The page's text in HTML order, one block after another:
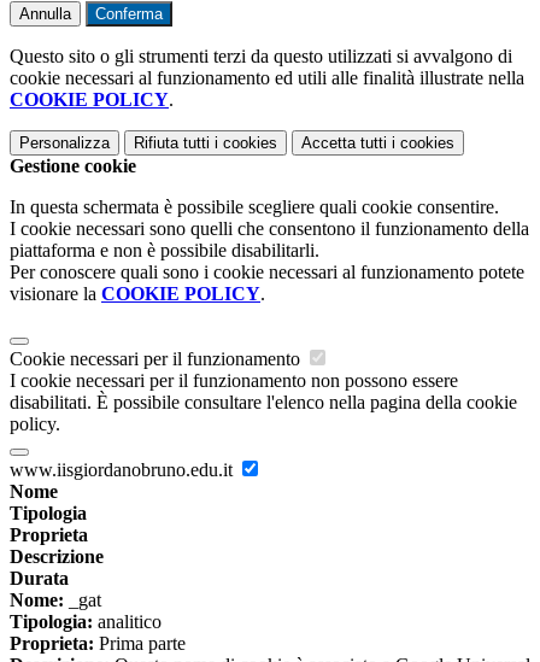
Annulla Conferma
Questo sito o gli strumenti terzi da questo utilizzati si avvalgono di
cookie necessari al funzionamento ed utili alle finalità illustrate nella
COOKIE POLICY.
Personalizza Rifiuta tutti i cookies Accetta tutti i cookies
Gestione cookie
In questa schermata è possibile scegliere quali cookie consentire.
I cookie necessari sono quelli che consentono il funzionamento della
piattaforma e non è possibile disabilitarli.
Per conoscere quali sono i cookie necessari al funzionamento potete
visionare la COOKIE POLICY.
Cookie necessari per il funzionamento
I cookie necessari per il funzionamento non possono essere
disabilitati. È possibile consultare l'elenco nella pagina della cookie
policy.
www.iisgiordanobruno.edu.it
Nome
Tipologia
Proprieta
Descrizione
Durata
Nome: _gat
Tipologia: analitico
Proprieta: Prima parte